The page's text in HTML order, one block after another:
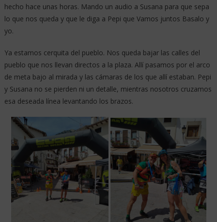
hecho hace unas horas. Mando un audio a Susana para que sepa
lo que nos queda y que le diga a Pepi que Vamos juntos Basalo y
yo.
Ya estamos cerquita del pueblo. Nos queda bajar las calles del
pueblo que nos llevan directos a la plaza. Allí pasamos por el arco
de meta bajo al mirada y las cámaras de los que allí estaban. Pepi
y Susana no se pierden ni un detalle, mientras nosotros cruzamos
esa deseada línea levantando los brazos.